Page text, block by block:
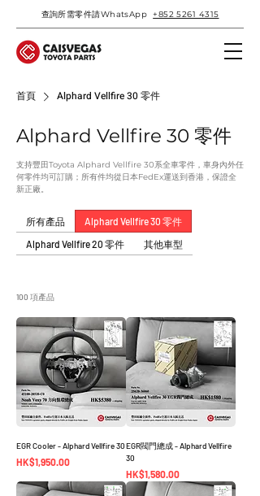
查詢所需零件請WhatsApp+852 5261 4315
首頁 Alphard Vellfire 30 零件
Alphard Vellfire 30 零件
支持豐田Toyota Alphard Vellfire 30系全車零件，車身內外任
何零件均可訂購；所有件均從日本FedEx運送到香港，保證全
新正廠。
所有產品
Alphard Vellfire 30 零件
Alphard Vellfire 20 零件
其他車型
100 項產品
EGR Cooler - Alphard Vellfire 30
價格
HK$1,950.00
EGR閥門總成 - Alphard Vellfire
30
價格
HK$1,580.00